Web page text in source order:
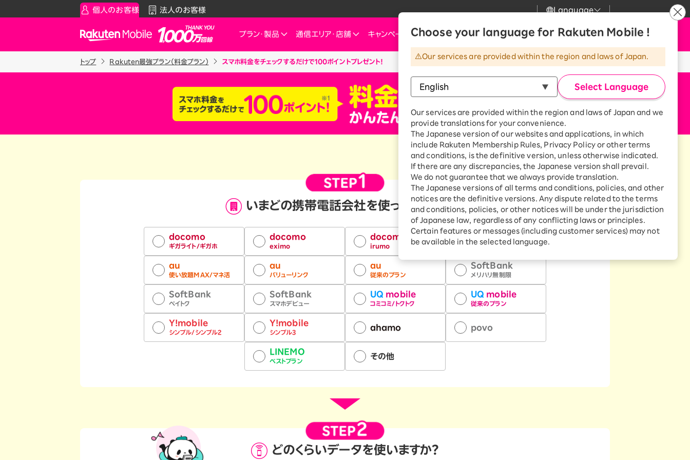
個人のお客様 法人のお客様 Language
Choose your language for Rakuten Mobile !
Our services are provided within the region and laws of Japan.
Select Language
Our services are provided within the region and laws of Japan and we
provide translations for your convenience.
The Japanese version of our websites and applications, in which
include Rakuten Membership Rules, Privacy Policy or other terms
and conditions, is the definitive version, unless otherwise indicated.
If there are any discrepancies, the Japanese version shall prevail.
We do not guarantee that we always provide translation.
The Japanese versions of all terms and conditions, policies, and other
notices are the definitive versions. Any dispute related to the terms
and conditions, policies, or other notices will be under the jurisdiction
of Japanese law, regardless of any conflicting laws or principles.
Certain features or messages (including customer services) may not
be available in the selected language.
Rakuten Mobile
プラン・製品
スマートフォン
Rakuten最強U-NEXT
最強シニアプログラム
料金シミュレーション
iPhone
Wi-Fiルーター
Rakuten 認定中古
オプションサービス
SIM
eSIM
インターネット・電気
Rakuten Turbo
料金プラン
楽天ひかり
楽天でんき
料金プラン
おうちのネット診断
Turboとひかり、どっちがいい？
スマホとセットでおトク
最強おうちプログラム
スマホ＋Rakuten Turbo
Rakuten Turbo 初めて申し込
スマホ＋楽天ひかり
楽天ひかり初めて申し込みで毎
月1,000ポイント還元
通信エリア・ 店舗
通信エリア
スマートフォン
ご来店のお客様へ
ショップ（店舗）
キャンペーン
スマートフォン
お申し込みキャンペーン
これからお申し込み・製品購入をする方
楽天モバイルをご利用中の方向けおトク情報
インターネット・電気
Rakuten Turbo
楽天ひかり
お知らせ・サポート
お知らせ・その他
お知らせ
スーパーホーダイ／組み合わせプランを
ご利用中の方
ご検討中の方へ
お申し込みガイド
なぜ今楽天モバイルなのか
お客様サポート
Rakuten Turbo
楽天ひかり
楽天でんき
お申し込み
トップ Rakuten最強プラン（料金プラン） スマホ料金をチェックするだけで100ポイントプレゼント！
いまどの携帯電話会社を使っていますか？
docomo
ギガライト/ギガホ
docomo
eximo
docomo
irumo
docomo
mini/MAX
au
使い放題MAX/マネ活
au
バリューリンク
au
従来のプラン
SoftBank
メリハリ無制限
SoftBank
ペイトク
SoftBank
スマホデビュー
UQ mobile
コミコミ/トクトク
UQ mobile
従来のプラン
Y!mobile
シンプル/シンプル2
Y!mobile
シンプル3
ahamo povo
LINEMO
ベストプラン
その他
どのくらいデータを使いますか？